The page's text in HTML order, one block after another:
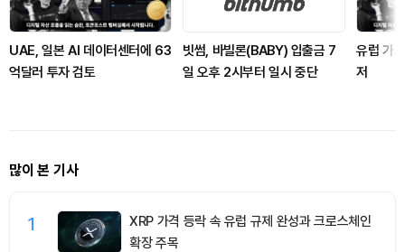
UAE, 일본 AI 데이터센터에 63
억달러 투자 검토
빗썸, 바빌론(BABY) 입출금 7
일 오후 2시부터 일시 중단
유럽 가
저
많이 본 기사
1
XRP 가격 등락 속 유럽 규제 완성과 크로스체인
확장 주목